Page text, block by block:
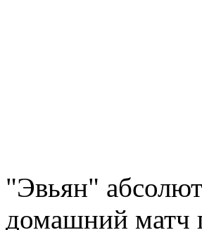
"Эвьян"
домашний матч